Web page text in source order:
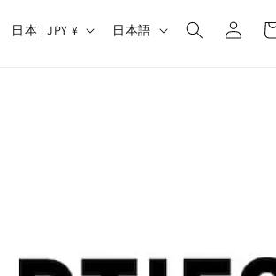
国
日本 | JPY ¥
言
日本語
グ
イ